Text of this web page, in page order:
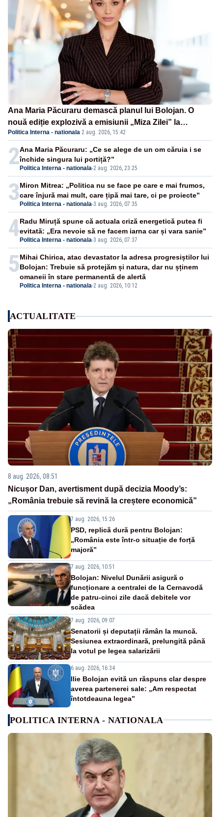
Ana Maria Păcuraru demască planul lui Bolojan. O
nouă ediție explozivă a emisiunii „Miza Zilei” la
Realitatea PLUS
Politica Interna - nationala·2 aug. 2026, 15:42
2 Politica Interna - nationala-2 aug. 2026, 23:25
Ana Maria Păcuraru: „Ce se alege de un om căruia i se
închide singura lui portiță?”
3 Politica Interna - nationala-3 aug. 2026, 07:35
Miron Mitrea: „Politica nu se face pe care e mai frumos,
care înjură mai mult, care țipă mai tare, ci pe proiecte”
4 Politica Interna - nationala-3 aug. 2026, 07:37
Radu Miruță spune că actuala criză energetică putea fi
evitată: „Era nevoie să ne facem iarna car și vara sanie”
5
Politica Interna - nationala-2 aug. 2026, 10:12
Mihai Chirica, atac devastator la adresa progresiștilor lui
Bolojan: Trebuie să protejăm și natura, dar nu șținem
omaneii în stare permanentă de alertă
ACTUALITATE
8 aug. 2026, 08:51
Nicușor Dan, avertisment după decizia Moody’s:
„România trebuie să revină la creștere economică”
7 aug. 2026, 15:26
PSD, replică dură pentru Bolojan:
„România este într-o situație de forță
majoră”
7 aug. 2026, 10:51
Bolojan: Nivelul Dunării asigură o
funcționare a centralei de la Cernavodă
de patru-cinci zile dacă debitele vor
scădea
7 aug. 2026, 09:07
Senatorii și deputații rămân la muncă.
Sesiunea extraordinară, prelungită până
la votul pe legea salarizării
6 aug. 2026, 16:34
Ilie Bolojan evită un răspuns clar despre
averea partenerei sale: „Am respectat
întotdeauna legea”
POLITICA INTERNA - NATIONALA